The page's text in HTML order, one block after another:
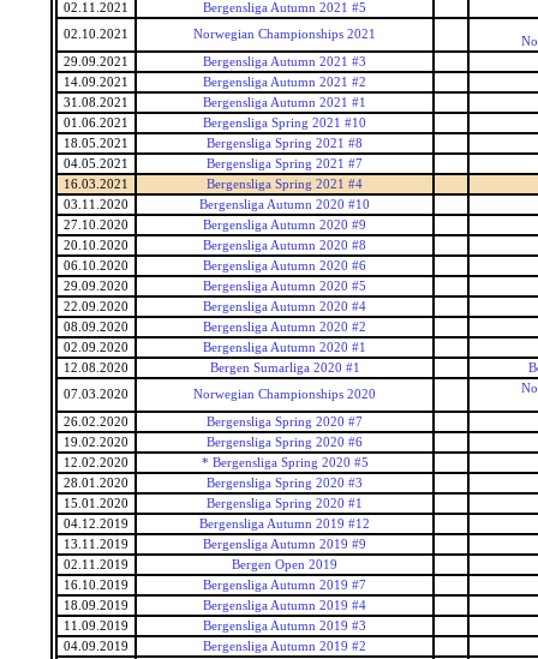
02.11.2021
Bergensliga Autumn 2021 #5
02.10.2021
Norwegian Championships 2021
29.09.2021
Bergensliga Autumn 2021 #3
14.09.2021
Bergensliga Autumn 2021 #2
31.08.2021
Bergensliga Autumn 2021 #1
01.06.2021
Bergensliga Spring 2021 #10
18.05.2021
Bergensliga Spring 2021 #8
04.05.2021
Bergensliga Spring 2021 #7
16.03.2021
Bergensliga Spring 2021 #4
03.11.2020
Bergensliga Autumn 2020 #10
27.10.2020
Bergensliga Autumn 2020 #9
20.10.2020
Bergensliga Autumn 2020 #8
06.10.2020
Bergensliga Autumn 2020 #6
29.09.2020
Bergensliga Autumn 2020 #5
22.09.2020
Bergensliga Autumn 2020 #4
08.09.2020
Bergensliga Autumn 2020 #2
02.09.2020
Bergensliga Autumn 2020 #1
12.08.2020
Bergen Sumarliga 2020 #1
07.03.2020
Norwegian Championships 2020
26.02.2020
Bergensliga Spring 2020 #7
19.02.2020
Bergensliga Spring 2020 #6
12.02.2020
* Bergensliga Spring 2020 #5
28.01.2020
Bergensliga Spring 2020 #3
15.01.2020
Bergensliga Spring 2020 #1
04.12.2019
Bergensliga Autumn 2019 #12
13.11.2019
Bergensliga Autumn 2019 #9
02.11.2019
Bergen Open 2019
16.10.2019
Bergensliga Autumn 2019 #7
18.09.2019
Bergensliga Autumn 2019 #4
11.09.2019
Bergensliga Autumn 2019 #3
04.09.2019
Bergensliga Autumn 2019 #2